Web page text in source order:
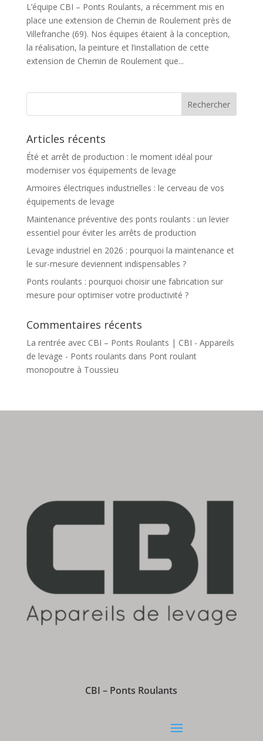
L’équipe CBI – Ponts Roulants, a récemment mis en
place une extension de Chemin de Roulement près de
Villefranche (69). Nos équipes étaient à la conception,
la réalisation, la peinture et l’installation de cette
extension de Chemin de Roulement que...
Articles récents
Été et arrêt de production : le moment idéal pour
moderniser vos équipements de levage
Armoires électriques industrielles : le cerveau de vos
équipements de levage
Maintenance préventive des ponts roulants : un levier
essentiel pour éviter les arrêts de production
Levage industriel en 2026 : pourquoi la maintenance et
le sur-mesure deviennent indispensables ?
Ponts roulants : pourquoi choisir une fabrication sur
mesure pour optimiser votre productivité ?
Commentaires récents
La rentrée avec CBI – Ponts Roulants | CBI - Appareils
de levage - Ponts roulants dans Pont roulant
monopoutre à Toussieu
CBI – Ponts Roulants